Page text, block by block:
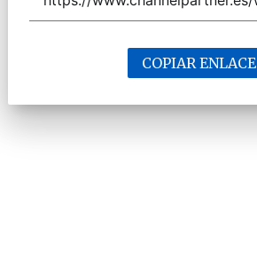
COPIAR ENLACE